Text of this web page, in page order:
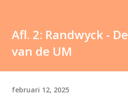
Afl. 2: Randwyck -
van de UM
februari 12, 2025